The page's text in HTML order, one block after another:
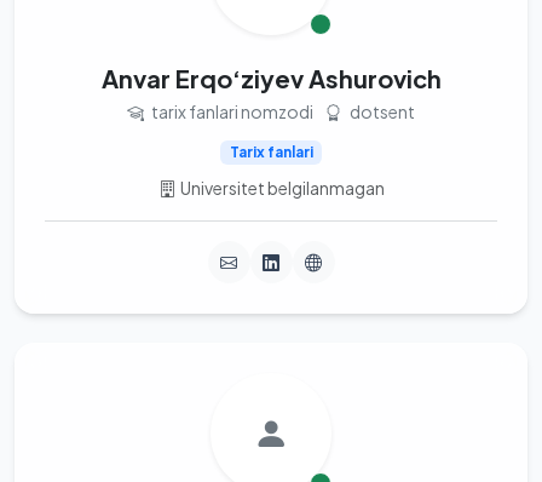
Anvar Erqo‘ziyev Ashurovich
tarix fanlari nomzodi dotsent
Tarix fanlari
Universitet belgilanmagan